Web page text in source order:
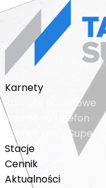
Karnety
Karnety pakietowe
Karnet na telefon
Karnet Tatry Super Ski
Stacje
Cennik
Aktualności